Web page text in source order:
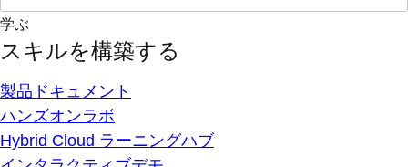
学ぶ
スキルを構築する
製品ドキュメント
ハンズオンラボ
Hybrid Cloud ラーニングハブ